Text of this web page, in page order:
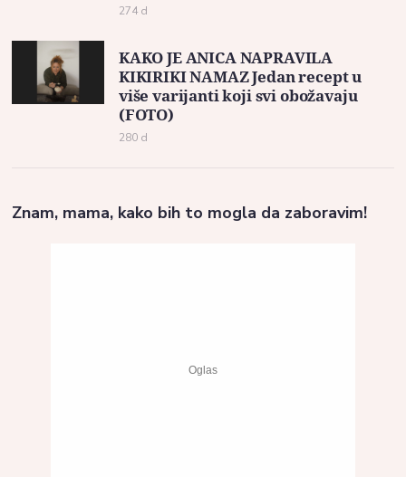
274 d
KAKO JE ANICA NAPRAVILA
KIKIRIKI NAMAZ Jedan recept u
više varijanti koji svi obožavaju
(FOTO)
280 d
Znam, mama, kako bih to mogla da zaboravim!